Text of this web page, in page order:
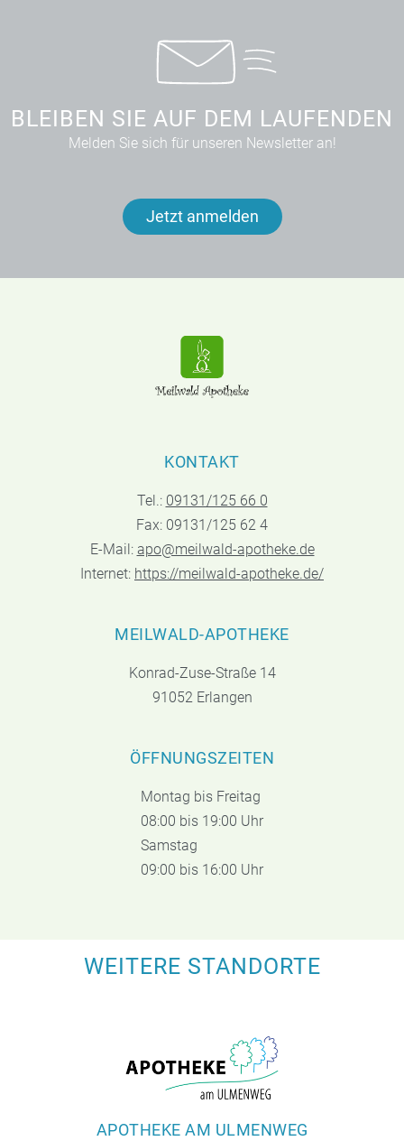
BLEIBEN SIE AUF DEM LAUFENDEN
Melden Sie sich für unseren Newsletter an!
Jetzt anmelden
KONTAKT
Tel.: 09131/125 66 0
Fax: 09131/125 62 4
E-Mail: apo@meilwald-apotheke.de
Internet: https://meilwald-apotheke.de/
MEILWALD-APOTHEKE
Konrad-Zuse-Straße 14
91052 Erlangen
ÖFFNUNGSZEITEN
Montag bis Freitag
08:00 bis 19:00 Uhr
Samstag
09:00 bis 16:00 Uhr
WEITERE STANDORTE
APOTHEKE AM ULMENWEG